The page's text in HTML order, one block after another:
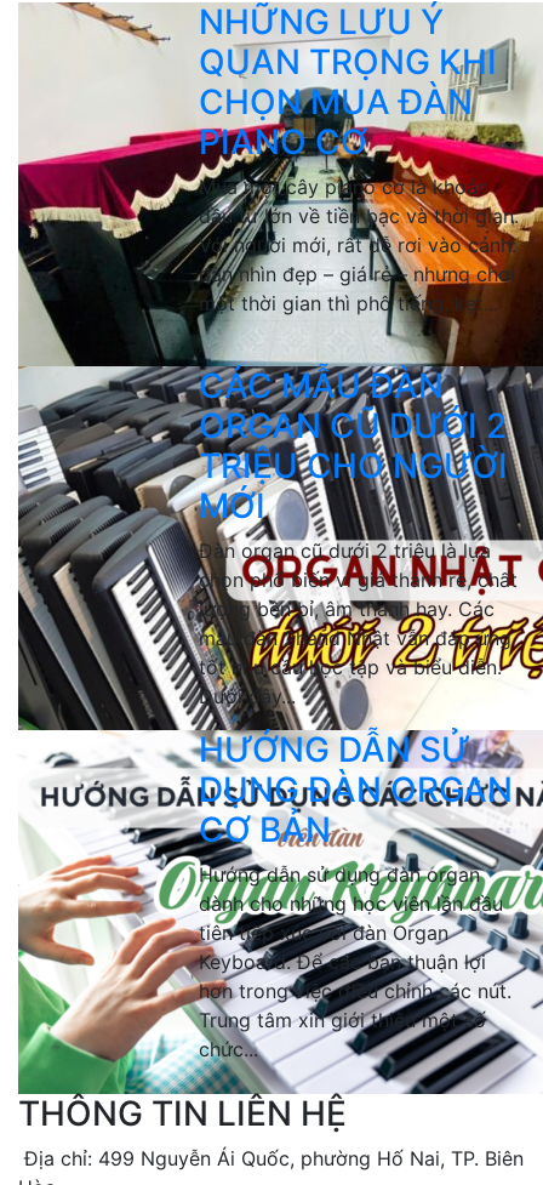
NHỮNG LƯU Ý
QUAN TRỌNG KHI
CHỌN MUA ĐÀN
PIANO CƠ
Mua một cây piano cơ là khoản
đầu tư lớn về tiền bạc và thời gian.
Với người mới, rất dễ rơi vào cảnh:
đàn nhìn đẹp – giá rẻ – nhưng chơi
một thời gian thì phô tiếng, kẹt...
CÁC MẪU ĐÀN
ORGAN CŨ DƯỚI 2
TRIỆU CHO NGƯỜI
MỚI
Đàn organ cũ dưới 2 triệu là lựa
chọn phổ biến vì giá thành rẻ, chất
lượng bền bỉ, âm thanh hay. Các
mẫu đàn 2hand Nhật vẫn đáp ứng
tốt nhu cầu học tập và biểu diễn.
Dưới đây...
HƯỚNG DẪN SỬ
DỤNG ĐÀN ORGAN
CƠ BẢN
Hướng dẫn sử dụng đàn organ
dành cho những học viên lần đầu
tiên tiếp xúc với đàn Organ
Keyboard. Để các bạn thuận lợi
hơn trong việc điều chỉnh các nút.
Trung tâm xin giới thiệu một số
chức...
THÔNG TIN LIÊN HỆ
Địa chỉ: 499 Nguyễn Ái Quốc, phường Hố Nai, TP. Biên